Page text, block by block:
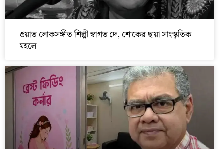
প্রয়াত লোকসঙ্গীত শিল্পী স্বাগত দে, শোকের ছায়া সাংস্কৃতিক
মহলে